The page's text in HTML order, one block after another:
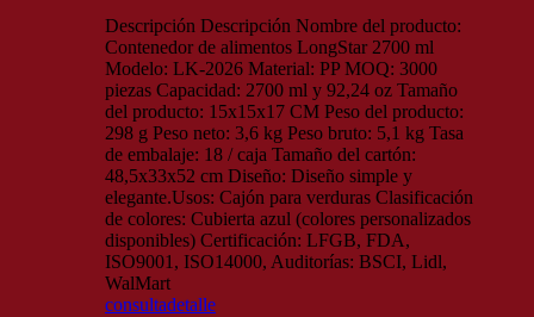
Descripción Descripción Nombre del producto:
Contenedor de alimentos LongStar 2700 ml
Modelo: LK-2026 Material: PP MOQ: 3000
piezas Capacidad: 2700 ml y 92,24 oz Tamaño
del producto: 15x15x17 CM Peso del producto:
298 g Peso neto: 3,6 kg Peso bruto: 5,1 kg Tasa
de embalaje: 18 / caja Tamaño del cartón:
48,5x33x52 cm Diseño: Diseño simple y
elegante.Usos: Cajón para verduras Clasificación
de colores: Cubierta azul (colores personalizados
disponibles) Certificación: LFGB, FDA,
ISO9001, ISO14000, Auditorías: BSCI, Lidl,
WalMart
consultadetalle